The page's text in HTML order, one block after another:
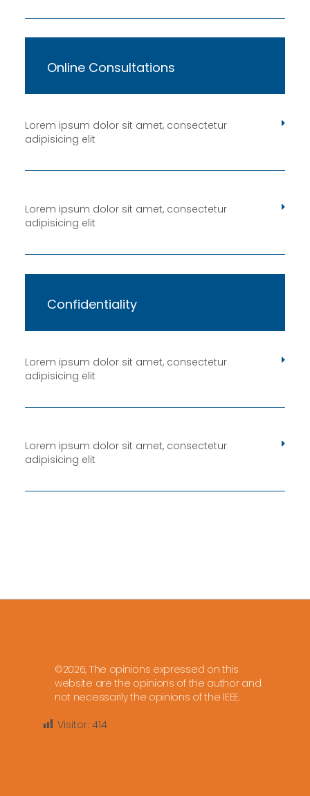
Online Consultations
Lorem ipsum dolor sit amet, consectetur
adipisicing elit
Lorem ipsum dolor sit amet, consectetur
adipisicing elit
Confidentiality
Lorem ipsum dolor sit amet, consectetur
adipisicing elit
Lorem ipsum dolor sit amet, consectetur
adipisicing elit
©2026, The opinions expressed on this
website are the opinions of the author and
not necessarily the opinions of the IEEE.
Visitor: 414